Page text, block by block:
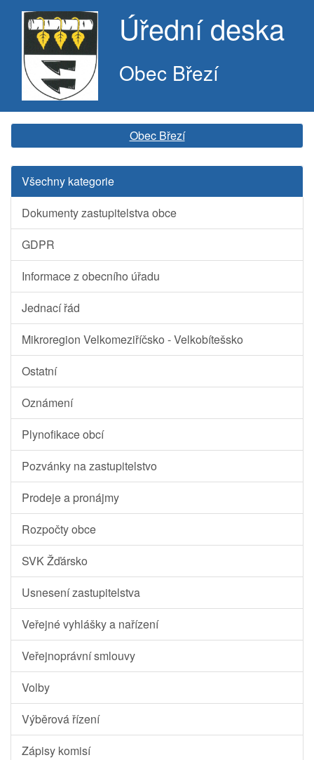
Úřední deska
Obec Březí
Obec Březí
Všechny kategorie
Dokumenty zastupitelstva obce
GDPR
Informace z obecního úřadu
Jednací řád
Mikroregion Velkomeziříčsko - Velkobítešsko
Ostatní
Oznámení
Plynofikace obcí
Pozvánky na zastupitelstvo
Prodeje a pronájmy
Rozpočty obce
SVK Žďársko
Usnesení zastupitelstva
Veřejné vyhlášky a nařízení
Veřejnoprávní smlouvy
Volby
Výběrová řízení
Zápisy komisí